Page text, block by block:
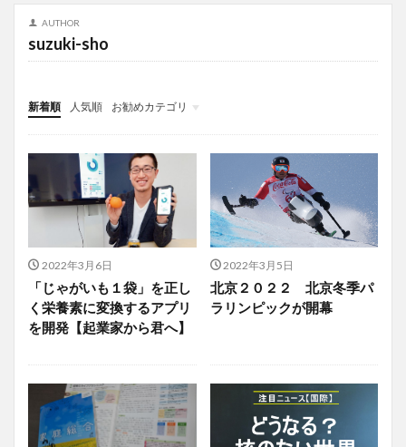
AUTHOR
suzuki-sho
新着順 人気順
お勧めカテゴリ
投稿
学び
マンガ
電子書籍
2022年3月6日
「じゃがいも１袋」を正し
く栄養素に変換するアプリ
を開発【起業家から君へ】
2022年3月5日
北京２０２２ 北京冬季パ
ラリンピックが開幕